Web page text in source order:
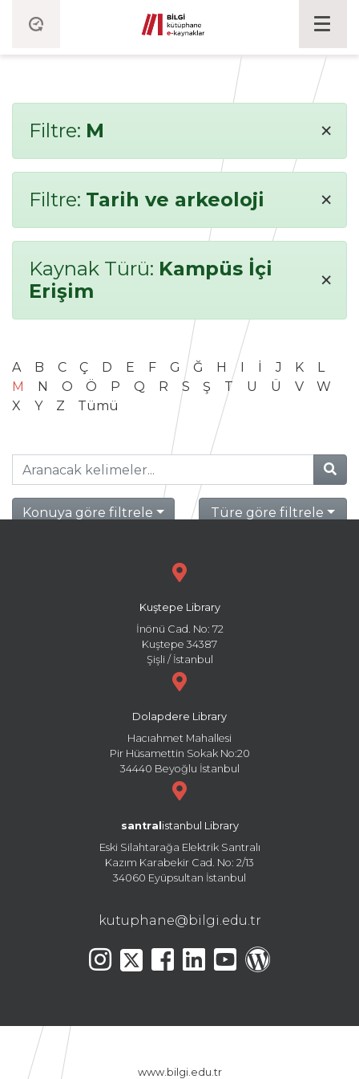
Filtre: M ×
Filtre: Tarih ve arkeoloji ×
Kaynak Türü: Kampüs İçi
Erişim
×
A B C Ç D E F G Ğ H I İ J K
L
M
N O Ö P Q R S Ş T U Ü V
W
X
Y Z Tümü
Konuya göre filtrele Türe göre filtrele
Kuştepe Library
İnönü Cad. No: 72
Kuştepe 34387
Şişli / İstanbul
Dolapdere Library
Hacıahmet Mahallesi
Pir Hüsamettin Sokak No:20
34440 Beyoğlu İstanbul
santral istanbul Library
Eski Silahtarağa Elektrik Santralı
Kazım Karabekir Cad. No: 2/13
34060 Eyüpsultan İstanbul
kutuphane@bilgi.edu.tr
www.bilgi.edu.tr